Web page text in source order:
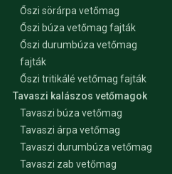
Őszi sörárpa vetőmag
Őszi búza vetőmag fajták
Őszi durumbúza vetőmag
fajták
Őszi tritikálé vetőmag fajták
Tavaszi kalászos vetőmagok
Tavaszi búza vetőmag
Tavaszi árpa vetőmag
Tavaszi durumbúza vetőmag
Tavaszi zab vetőmag